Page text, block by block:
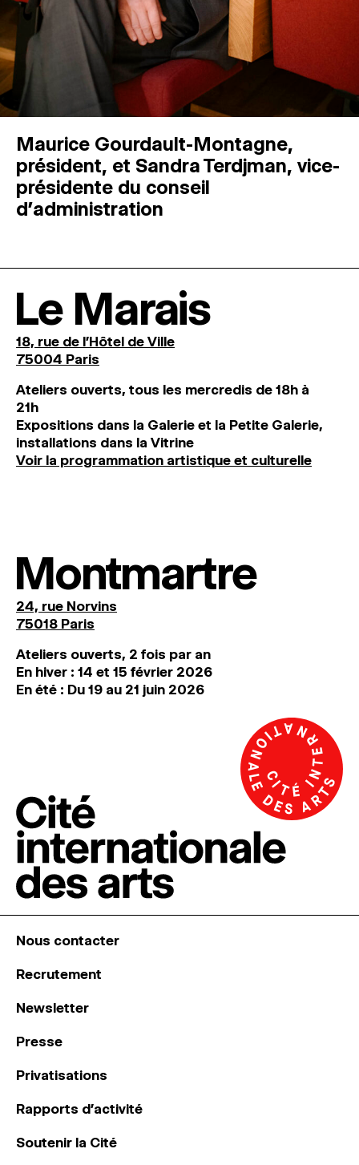
Maurice Gourdault-Montagne,
président, et Sandra Terdjman, vice-
présidente du conseil
d’administration
Le Marais
18, rue de l'Hôtel de Ville
75004 Paris
Ateliers ouverts, tous les mercredis de 18h à
21h
Expositions dans la Galerie et la Petite Galerie,
installations dans la Vitrine
Voir la programmation artistique et culturelle
Montmartre
24, rue Norvins
75018 Paris
Ateliers ouverts, 2 fois par an
En hiver : 14 et 15 février 2026
En été : Du 19 au 21 juin 2026
Nous contacter
Recrutement
Newsletter
Presse
Privatisations
Rapports d’activité
Soutenir la Cité